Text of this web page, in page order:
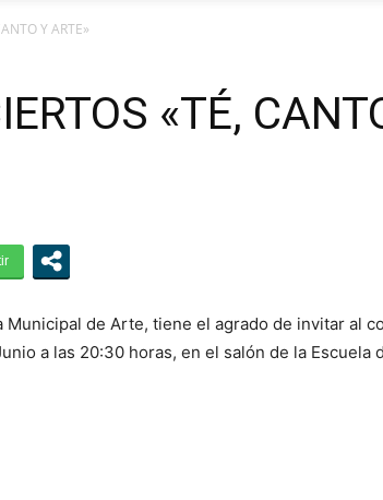
Y ARTE»
«TÉ,
Municipal de Arte, tiene el agrado de invitar al
a las 20:30 horas, en el salón de la Escuela